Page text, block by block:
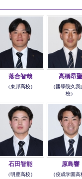
落合智哉
（東邦高校）
高橋昂聖
（國學院久
校）
石田智能
（明豊高校）
原島響
（佼成学園